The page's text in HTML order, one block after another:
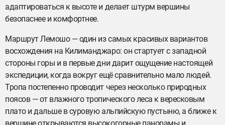
адаптироваться к высоте и делает штурм вершины
безопаснее и комфортнее.
Маршрут Лемошо — один из самых красивых вариантов
восхождения на Килиманджаро: он стартует с западной
стороны горы и в первые дни дарит ощущение настоящей
экспедиции, когда вокруг ещё сравнительно мало людей.
Тропа постепенно проводит через несколько природных
поясов — от влажного тропического леса к вересковым
плато и дальше в суровую альпийскую пустыню, а ближе к